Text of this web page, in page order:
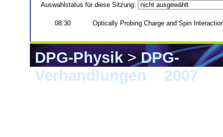
Auswahlstatus für diese Sitzung:
08:30 Optically Probing Charge and Spin
DPG-Physik>DPG-
Verhandlungen
2007